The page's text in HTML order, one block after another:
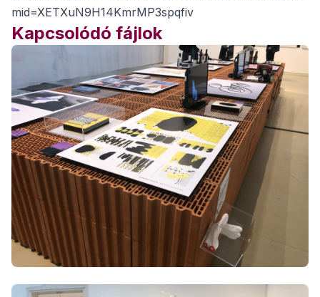
mid=XETXuN9H14KmrMP3spqfiv
Kapcsolódó fájlok